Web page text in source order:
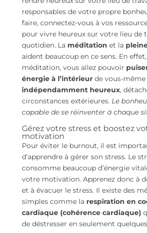
responsables de votre propre
faire, connectez-vous à vos
pour vivre heureux sur votre lieu de
quotidien. La méditation et la
aident beaucoup en ce sens. En
méditation, vous allez pouvoir
énergie à l’intérieurde vous-même
indépendamment heureux,
circonstances extérieures. Le
capable de se réinventer à chaque
Gérez votre stress et boostez
motivation
Pour éviter le burnout, il est
d’apprendre à gérer son stress. Le
consomme beaucoup d’énergie
votre motivation. Apprenez donc à
et à évacuer le stress. Il existe des
simples comme la respiration en
cardiaque (cohérence cardiaque)
de déstresser en seulement